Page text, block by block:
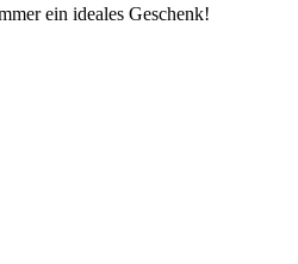
ein ideales Geschenk!